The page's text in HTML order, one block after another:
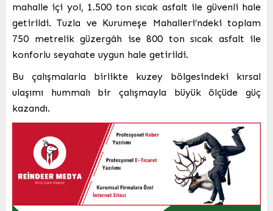
mahalle içi yol, 1.500 ton sıcak asfalt ile güvenli hale
getirildi. Tuzla ve Kurumeşe Mahalleri’ndeki toplam
750 metrelik güzergâh ise 800 ton sıcak asfalt ile
konforlu seyahate uygun hale getirildi.
Bu çalışmalarla birlikte kuzey bölgesindeki kırsal
ulaşımı hummalı bir çalışmayla büyük ölçüde güç
kazandı.